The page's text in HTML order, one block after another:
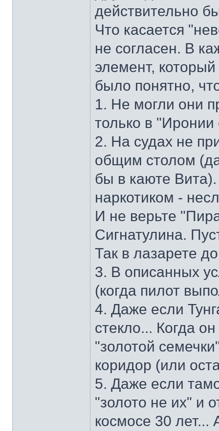
действительно
Что касается
не согласен. В
элемент,
было понятно,
1. Не могли они
только в
2. На судах не
общим столом
бы в каюте
наркотиком -
И не верьте
Сигнатулина.
Так в лазарете
3. В описанных
(когда пилот
4. Даже если
стекло... Когда
"золотой
коридор (или
5. Даже если
"золото не их" и
космосе 30 лет...